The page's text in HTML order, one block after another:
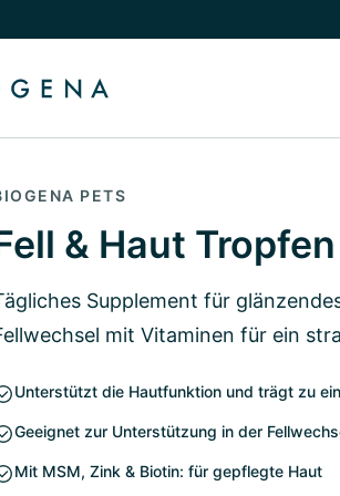
PETS
& Haut Tropfen
Supplement für
mit Vitaminen für ein
Unterstützt die Hautfunktion und trägt zu
Geeignet zur Unterstützung in der
Mit MSM, Zink & Biotin: für gepflegte Haut